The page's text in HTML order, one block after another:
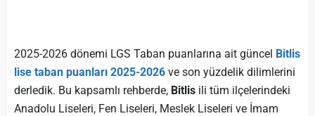
2025-2026 dönemi LGS Taban puanlarına ait güncel Bitlis
lise taban puanları 2025-2026 ve son yüzdelik dilimlerini
derledik. Bu kapsamlı rehberde, Bitlis ili tüm ilçelerindeki
Anadolu Liseleri, Fen Liseleri, Meslek Liseleri ve İmam